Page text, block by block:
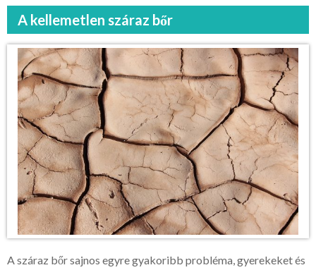
A kellemetlen száraz bőr
A száraz bőr sajnos egyre gyakoribb probléma, gyerekeket és